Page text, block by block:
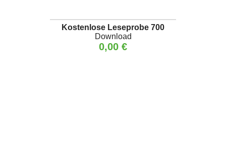
Kostenlose Leseprobe 700
Download
0,00 €